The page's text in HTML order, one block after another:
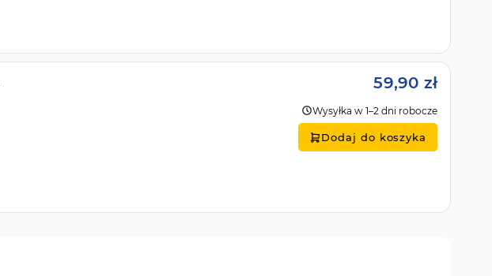
59,90 zł
Wysyłka w 1–2 dni robocze
Dodaj do koszyka